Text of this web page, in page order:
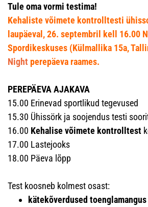
Tule oma vormi testima!
Kehaliste võimete kontrolltesti
laupäeval, 26. septembril kell 16.00
Spordikeskuses (Külmallika 15a,
Night perepäeva raames.
PEREPÄEVA AJAKAVA
15.00 Erinevad sportlikud tegevused
15.30 Ühissörk ja soojendus testi
16.00 Kehalise võimete kontrolltest
17.00 Lastejooks
18.00 Päeva lõpp
Test koosneb kolmest osast:
kätekõverdused